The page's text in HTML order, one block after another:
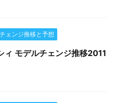
ェンジ推移と予想
ィ モデルチェンジ推移2011